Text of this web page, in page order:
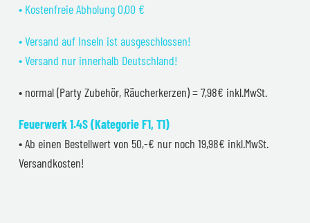
• Kostenfreie Abholung 0,00 €
• Versand auf Inseln ist ausgeschlossen!
• Versand nur innerhalb Deutschland!
• normal (Party Zubehör, Räucherkerzen) = 7,98€ inkl.MwSt.
Feuerwerk 1.4S (Kategorie F1, T1)
• Ab einen Bestellwert von 50,-€ nur noch 19,98€ inkl.MwSt.
Versandkosten!